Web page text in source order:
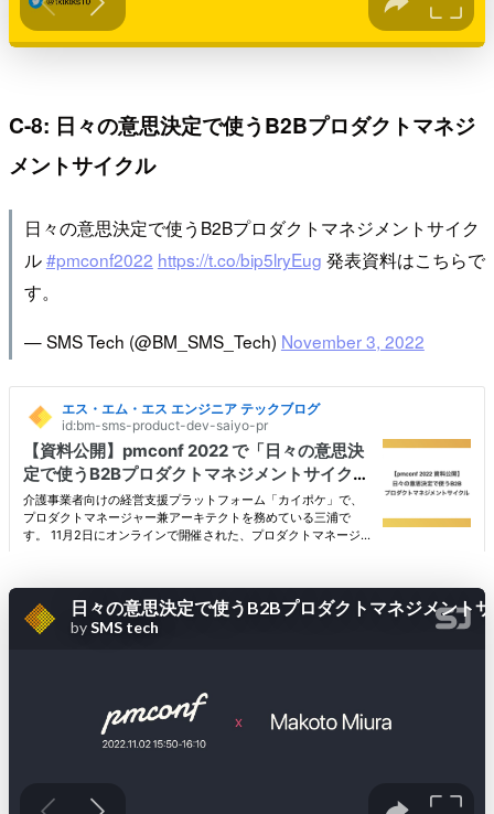
C-8: 日々の意思決定で使うB2Bプロダクトマネジ
メントサイクル
日々の意思決定で使うB2Bプロダクトマネジメントサイク
ル#pmconf2022 https://t.co/bip5lryEug 発表資料はこちらで
す。
— SMS Tech (@BM_SMS_Tech) November 3, 2022